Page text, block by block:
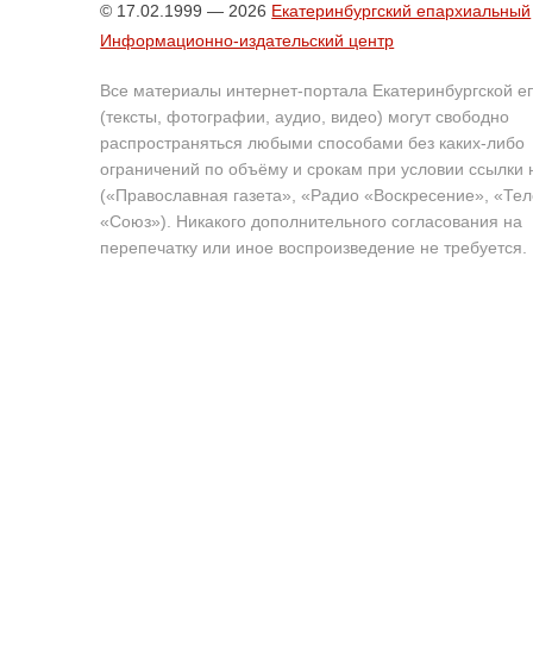
© 17.02.1999 — 2026 Екатеринбургский епархиальный
Информационно-издательский центр
Все материалы интернет-портала Екатеринбургской
(тексты, фотографии, аудио, видео) могут свободно
распространяться любыми способами без каких-либо
ограничений по объёму и срокам при условии ссылки
(«Православная газета», «Радио «Воскресение»,
«Союз»). Никакого дополнительного согласования на
перепечатку или иное воспроизведение не требуется.